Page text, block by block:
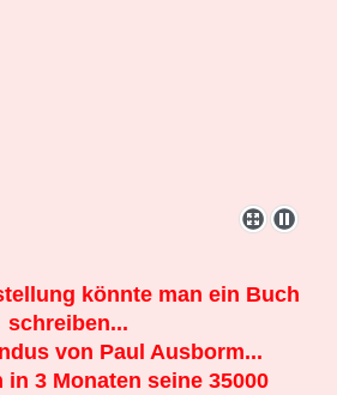
könnte man ein Buch
schreiben...
von Paul Ausborm...
3 Monaten seine 35000